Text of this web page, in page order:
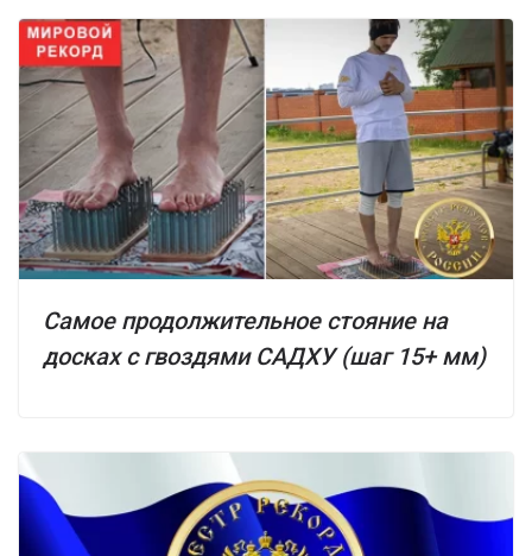
Самое продолжительное стояние на
досках с гвоздями САДХУ (шаг 15+ мм)